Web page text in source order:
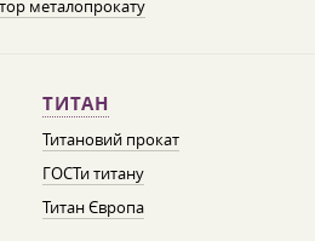
металопрокату
ТИТАН
Титановий прокат
ГОСТи титану
Титан Європа